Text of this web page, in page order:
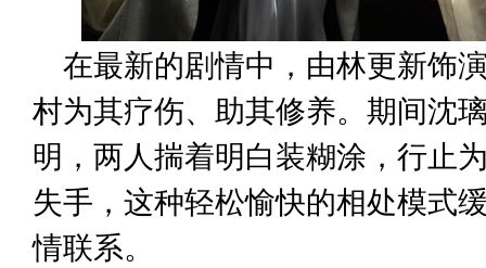
在最新的剧情中，由林更新饰
村为其疗伤、助其修养。期间沈
明，两人揣着明白装糊涂，行止
失手，这种轻松愉快的相处模式
情联系。